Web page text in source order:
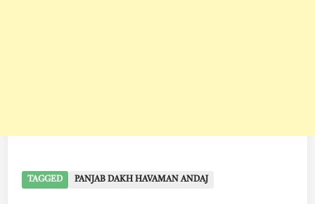
TAGGED PANJAB DAKH HAVAMAN ANDAJ